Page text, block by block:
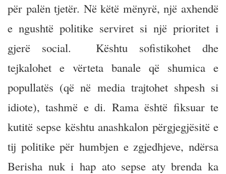
për palën tjetër. Në këtë mënyrë, një axhendë
e ngushtë politike serviret si një prioritet i
gjerë social. Kështu sofistikohet dhe
tejkalohet e vërteta banale që shumica e
popullatës (që në media trajtohet shpesh si
idiote), tashmë e di. Rama është fiksuar te
kutitë sepse kështu anashkalon përgjegjësitë e
tij politike për humbjen e zgjedhjeve, ndërsa
Berisha nuk i hap ato sepse aty brenda ka